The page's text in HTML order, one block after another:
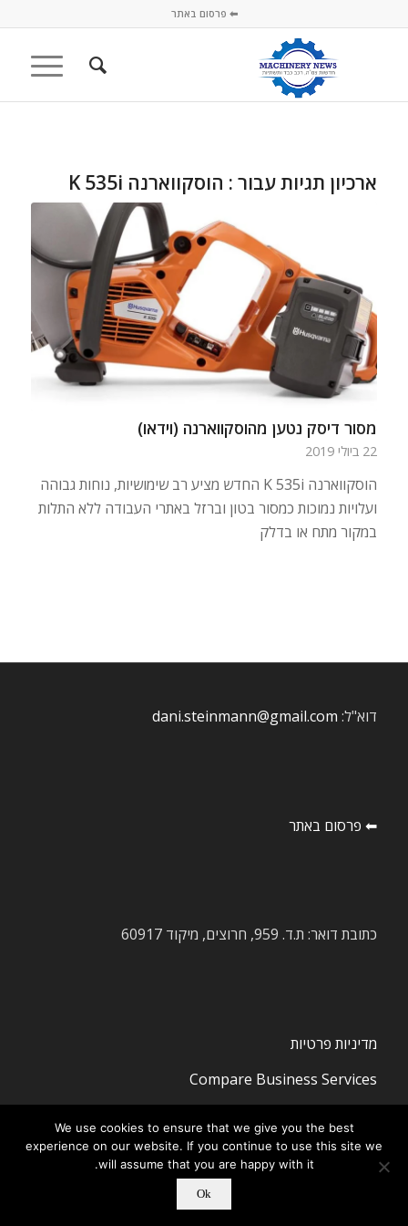
⬅ פרסום באתר
ארכיון תגיות עבור : הוסקווארנה K 535i
מסור דיסק נטען מהוסקווארנה (וידאו)
22 ביולי 2019
הוסקווארנה K 535i החדש מציע רב שימושיות, נוחות גבוהה
ועלויות נמוכות כמסור בטון וברזל באתרי העבודה ללא התלות
במקור מתח או בדלק
דוא"ל: dani.steinmann@gmail.com
⬅ פרסום באתר
כתובת דואר: ת.ד. 959, חרוצים, מיקוד 60917
מדיניות פרטיות
Compare Business Services
-
We use cookies to ensure that we give you the best
experience on our website. If you continue to use this site we
will assume that you are happy with it.
Ok